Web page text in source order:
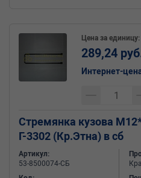
Стремянка кузова
Г-3302 (Кр.Этна) в сб
Артикул:
53-8500074-СБ
Цена за единицу:
289,24
Интернет-